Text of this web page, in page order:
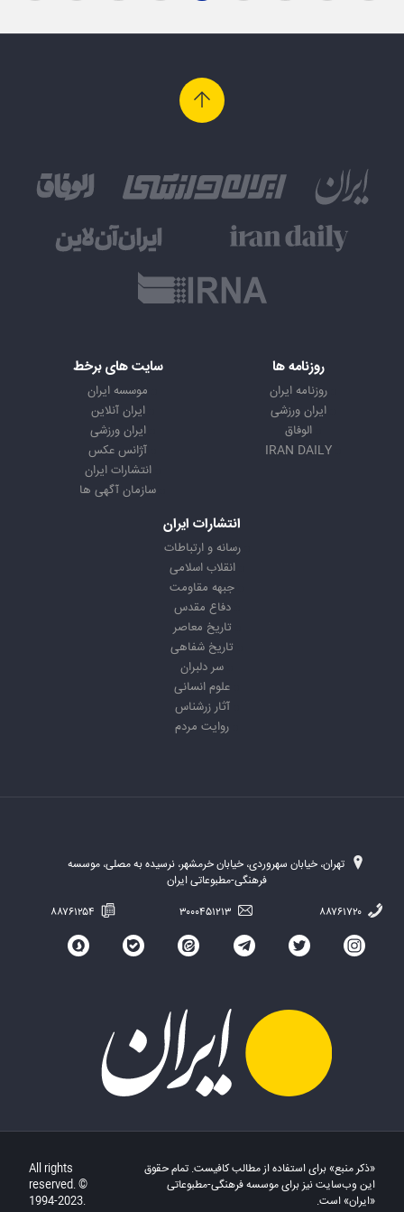
روزنامه ها
روزنامه ایران
ایران ورزشی
الوفاق
IRAN DAILY
سایت های برخط
موسسه ایران
ایران آنلاین
ایران ورزشی
آژانس عکس
انتشارات ایران
سازمان آگهی ها
انتشارات ایران
رسانه و ارتباطات
انقلاب اسلامی
جبهه مقاومت
دفاع مقدس
تاریخ معاصر
تاریخ شفاهی
سر دلبران
علوم انسانی
آثار زرشناس
روایت مردم
تهران، خیابان سهروردی، خیابان خرمشهر، نرسیده به مصلی، موسسه
فرهنگی-مطبوعاتی ایران
«ذکر منبع» برای استفاده از مطالب کافیست. تمام حقوق
این وب‌سایت نیز برای موسسه فرهنگی-مطبوعاتی
«ایران» است.
All rights
reserved. ©
1994-2023.